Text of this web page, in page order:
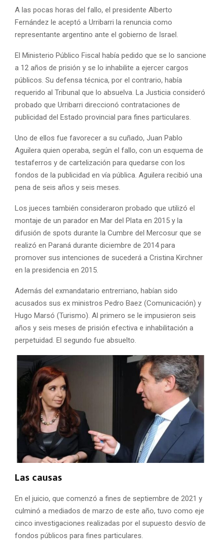
A las pocas horas del fallo, el presidente Alberto
Fernández le aceptó a Urribarri la renuncia como
representante argentino ante el gobierno de Israel.
El Ministerio Público Fiscal había pedido que se lo sancione
a 12 años de prisión y se lo inhabilite a ejercer cargos
públicos. Su defensa técnica, por el contrario, había
requerido al Tribunal que lo absuelva. La Justicia consideró
probado que Urribarri direccionó contrataciones de
publicidad del Estado provincial para fines particulares.
Uno de ellos fue favorecer a su cuñado, Juan Pablo
Aguilera quien operaba, según el fallo, con un esquema de
testaferros y de cartelización para quedarse con los
fondos de la publicidad en vía pública. Aguilera recibió una
pena de seis años y seis meses.
Los jueces también consideraron probado que utilizó el
montaje de un parador en Mar del Plata en 2015 y la
difusión de spots durante la Cumbre del Mercosur que se
realizó en Paraná durante diciembre de 2014 para
promover sus intenciones de sucederá a Cristina Kirchner
en la presidencia en 2015.
Además del exmandatario entrerriano, habían sido
acusados sus ex ministros Pedro Baez (Comunicación) y
Hugo Marsó (Turismo). Al primero se le impusieron seis
años y seis meses de prisión efectiva e inhabilitación a
perpetuidad. El segundo fue absuelto.
Las causas
En el juicio, que comenzó a fines de septiembre de 2021 y
culminó a mediados de marzo de este año, tuvo como eje
cinco investigaciones realizadas por el supuesto desvío de
fondos públicos para fines particulares.